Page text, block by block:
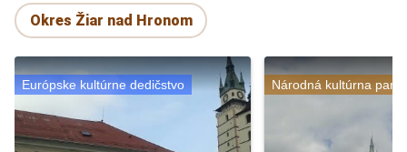
Okres Žiar nad Hronom
Európske kultúrne dedičstvo Národná kultúrna